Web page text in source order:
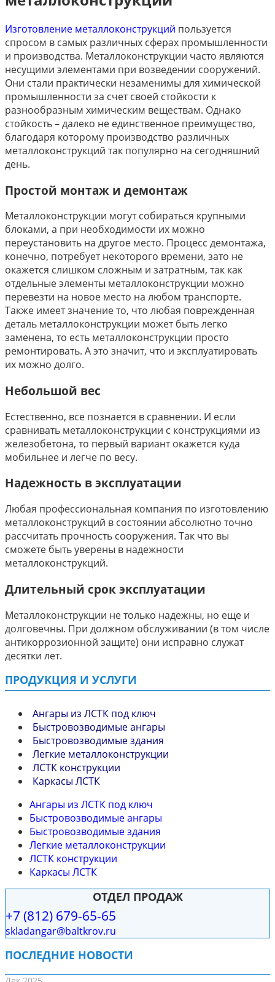
Изготовление металлоконструкций пользуется
спросом в самых различных сферах промышленности
и производства. Металлоконструкции часто являются
несущими элементами при возведении сооружений.
Они стали практически незаменимы для химической
промышленности за счет своей стойкости к
разнообразным химическим веществам. Однако
стойкость – далеко не единственное преимущество,
благодаря которому производство различных
металлоконструкций так популярно на сегодняшний
день.
Простой монтаж и демонтаж
Металлоконструкции могут собираться крупными
блоками, а при необходимости их можно
переустановить на другое место. Процесс демонтажа,
конечно, потребует некоторого времени, зато не
окажется слишком сложным и затратным, так как
отдельные элементы металлоконструкции можно
перевезти на новое место на любом транспорте.
Также имеет значение то, что любая поврежденная
деталь металлоконструкции может быть легко
заменена, то есть металлоконструкции просто
ремонтировать. А это значит, что и эксплуатировать
их можно долго.
Небольшой вес
Естественно, все познается в сравнении. И если
сравнивать металлоконструкции с конструкциями из
железобетона, то первый вариант окажется куда
мобильнее и легче по весу.
Надежность в эксплуатации
Любая профессиональная компания по изготовлению
металлоконструкций в состоянии абсолютно точно
рассчитать прочность сооружения. Так что вы
сможете быть уверены в надежности
металлоконструкций.
Длительный срок эксплуатации
Металлоконструкции не только надежны, но еще и
долговечны. При должном обслуживании (в том числе
антикоррозионной защите) они исправно служат
десятки лет.
ПРОДУКЦИЯ И УСЛУГИ
Ангары из ЛСТК под ключ
Быстровозводимые ангары
Быстровозводимые здания
Легкие металлоконструкции
ЛСТК конструкции
Каркасы ЛСТК
Ангары из ЛСТК под ключ
Быстровозводимые ангары
Быстровозводимые здания
Легкие металлоконструкции
ЛСТК конструкции
Каркасы ЛСТК
ОТДЕЛ ПРОДАЖ
+7 (812) 679-65-65
skladangar@baltkrov.ru
ПОСЛЕДНИЕ НОВОСТИ